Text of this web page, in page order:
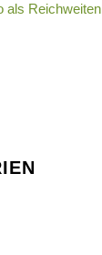
als